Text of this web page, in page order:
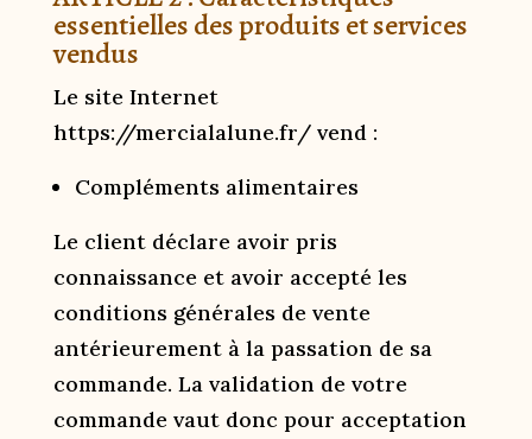
essentielles des produits et services
vendus
Le site Internet
https://mercialalune.fr/ vend :
Compléments alimentaires
Le client déclare avoir pris
connaissance et avoir accepté les
conditions générales de vente
antérieurement à la passation de sa
commande. La validation de votre
commande vaut donc pour acceptation